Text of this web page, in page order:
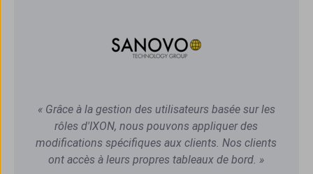
« Grâce à la gestion des utilisateurs basée sur les
rôles d'IXON, nous pouvons appliquer des
modifications spécifiques aux clients. Nos clients
ont accès à leurs propres tableaux de bord. »